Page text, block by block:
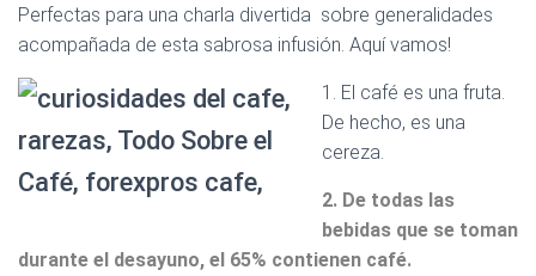
Perfectas para una charla divertida sobre generalidades
acompañada de esta sabrosa infusión. Aquí vamos!
1. El café es una fruta.
De hecho, es una
cereza.
2. De todas las
bebidas que se toman
durante el desayuno, el 65% contienen café.